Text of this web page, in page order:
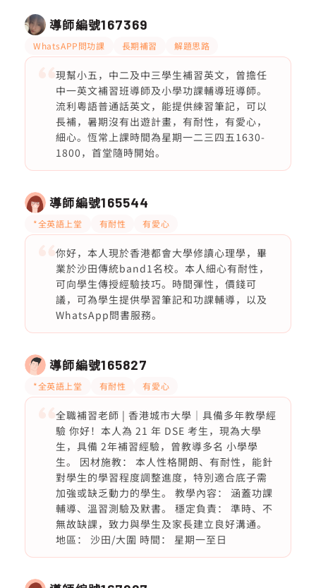
導師編號167369
WhatsAPP問功課 長期補習 解題思路
現幫小五，中二及中三學生補習英文，曾擔任
中一英文補習班導師及小學功課輔導班導師。
流利粵語普通話英文，能提供練習筆記，可以
長補，暑期沒有出遊計畫，有耐性，有愛心，
細心。恆常上課時間為星期一二三四五1630-
1800，首堂隨時開始。
導師編號165544
*全英語上堂 有耐性 有愛心
你好，本人現於香港都會大學修讀心理學，畢
業於沙田傳統band1名校。本人細心有耐性，
可向學生傳授經驗技巧。時間彈性，價錢可
議，可為學生提供學習筆記和功課輔導，以及
WhatsApp問書服務。
導師編號165827
*全英語上堂 有耐性 有愛心
全職補習老師 | 香港城市大學｜具備多年教學經
驗 你好！本人為 21 年 DSE 考生，現為大學
生，具備 2年補習經驗，曾教導多名 小學學
生。 因材施教： 本人性格開朗、有耐性，能針
對學生的學習程度調整進度，特別適合底子需
加強或缺乏動力的學生。 教學內容： 涵蓋功課
輔導、溫習測驗及默書。 穩定負責： 準時、不
無故缺課，致力與學生及家長建立良好溝通。
地區： 沙田/大圍 時間： 星期一至日